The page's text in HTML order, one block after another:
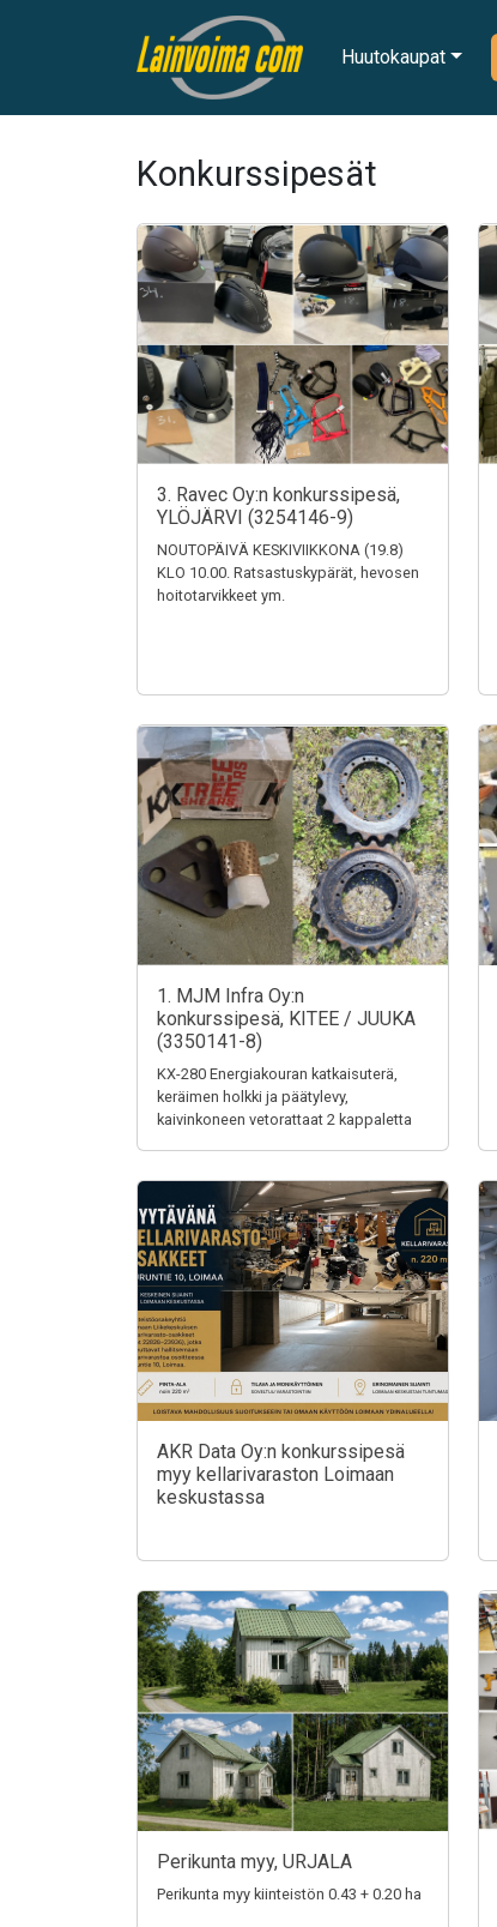
Huutokaupat
Konkurssipesät
3. Ravec Oy:n konkurssipesä,
YLÖJÄRVI (3254146-9)
NOUTOPÄIVÄ KESKIVIIKKONA (19.8)
KLO 10.00. Ratsastuskypärät, hevosen
hoitotarvikkeet ym.
1. MJM Infra Oy:n
konkurssipesä, KITEE / JUUKA
(3350141-8)
KX-280 Energiakouran katkaisuterä,
keräimen holkki ja päätylevy,
kaivinkoneen vetorattaat 2 kappaletta
AKR Data Oy:n konkurssipesä
myy kellarivaraston Loimaan
keskustassa
Perikunta myy, URJALA
Perikunta myy kiinteistön 0.43 + 0.20 ha